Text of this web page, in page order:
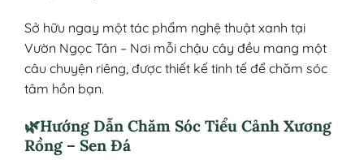
Sở hữu ngay một tác phẩm nghệ thuật xanh tại
Vườn Ngọc Tân – Nơi mỗi chậu cây đều mang một
câu chuyện riêng, được thiết kế tinh tế để chăm sóc
tâm hồn bạn.
🌿Hướng Dẫn Chăm Sóc Tiểu Cảnh Xương
Rồng – Sen Đá